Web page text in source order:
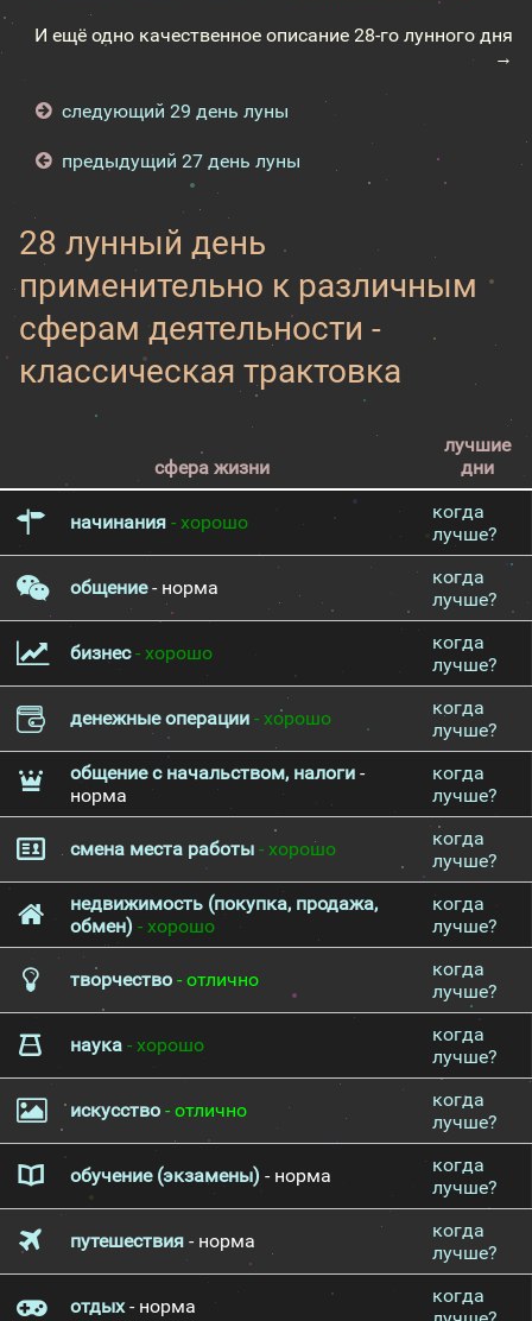
И ещё одно качественное описание 28-го лунного дня
→
следующий 29 день луны
предыдущий 27 день луны
28 лунный день
применительно к различным
сферам деятельности -
классическая трактовка
сфера жизни
лучшие
дни
начинания - хорошо
когда
лучше?
общение- норма
когда
лучше?
бизнес- хорошо
когда
лучше?
денежные операции - хорошо
когда
лучше?
общение с начальством, налоги -
норма
когда
лучше?
смена места работы - хорошо
когда
лучше?
недвижимость (покупка, продажа,
обмен) - хорошо
когда
лучше?
творчество - отлично
когда
лучше?
наука - хорошо
когда
лучше?
искусство - отлично
когда
лучше?
обучение (экзамены) - норма
когда
лучше?
путешествия - норма
когда
лучше?
отдых- норма
когда